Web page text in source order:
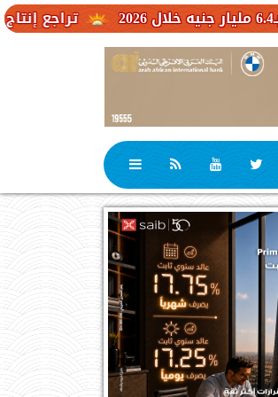
تراجع إنتاج الكاكاو
رياضة